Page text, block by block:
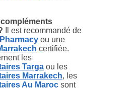
Il est recommandé de
ou une
certifiée.
les
Targa ou les
Marrakech, les
Au Maroc sont